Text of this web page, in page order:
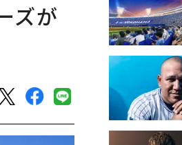
ズが